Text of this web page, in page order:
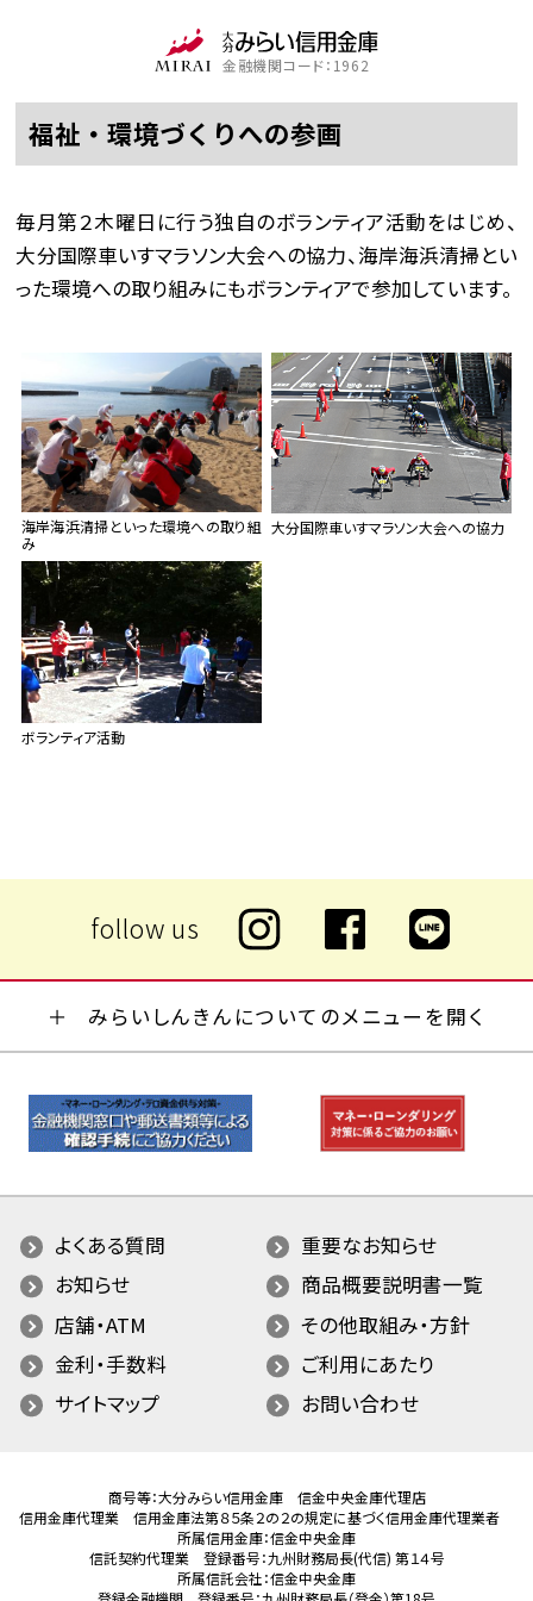
金融機関コード：1962
福祉・環境づくりへの参画
毎月第２木曜日に行う独自のボランティア活動をはじめ、
大分国際車いすマラソン大会への協力、海岸海浜清掃とい
った環境への取り組みにもボランティアで参加しています。
海岸海浜清掃といった環境への取り組
み
大分国際車いすマラソン大会への協力
ボランティア活動
みらいしんきんについてのメニューを開く
よくある質問
重要なお知らせ
お知らせ
商品概要説明書一覧
店舗・ATM
その他取組み・方針
金利・手数料
ご利用にあたり
サイトマップ
お問い合わせ
商号等：大分みらい信用金庫 信金中央金庫代理店
信用金庫代理業 信用金庫法第８５条２の２の規定に基づく信用金庫代理業者
所属信用金庫：信金中央金庫
信託契約代理業 登録番号：九州財務局長(代信) 第１４号
所属信託会社：信金中央金庫